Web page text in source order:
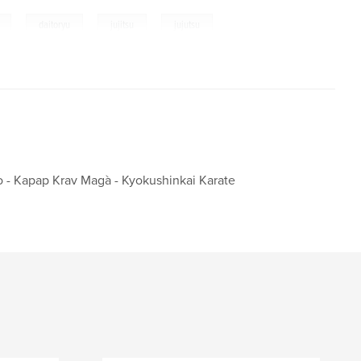
Kapap Krav Magà - Kyokushinkai Karate